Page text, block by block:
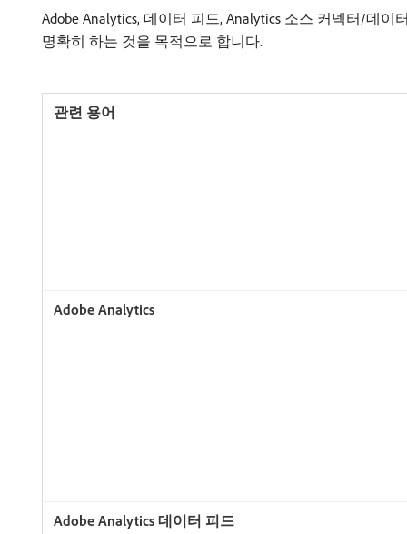
Adobe Analytics, 데이터 피드, Analytics 소스 커넥터/데
명확히 하는 것을 목적으로 합니다.